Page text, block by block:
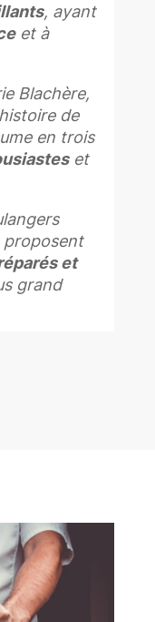
, ayant
et à
Blachère,
de
en trois
et
proposent
et
grand